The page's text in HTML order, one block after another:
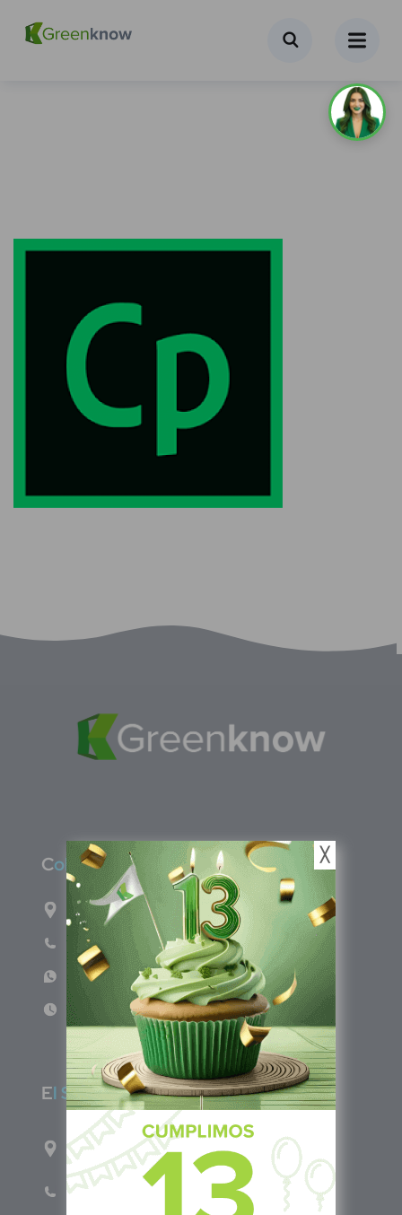
Colombia
Carrera 71G #117-67 INT 3 OFI 701
Teléfono: (601) 522 3869
WhatsApp: +57 317 4651554
Lun - Vie 8:00am - 5:00pm
El Salvador
1ro Cll Pte, y 61 Av Nte, #3206, Local 9, San
Salvador Centro
Teléfono: +503 6986 1402
╳